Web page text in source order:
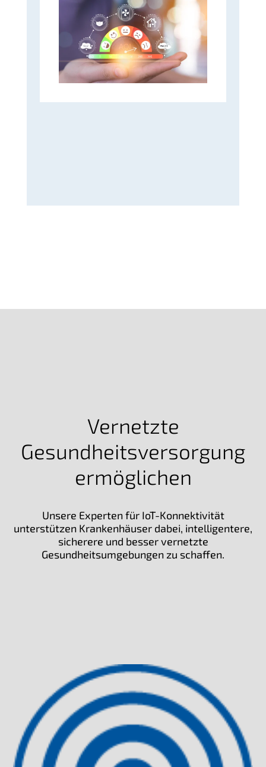
Vernetzte
Gesundheitsversorgung
ermöglichen
Unsere Experten für IoT-Konnektivität
unterstützen Krankenhäuser dabei, intelligentere,
sicherere und besser vernetzte
Gesundheitsumgebungen zu schaffen.